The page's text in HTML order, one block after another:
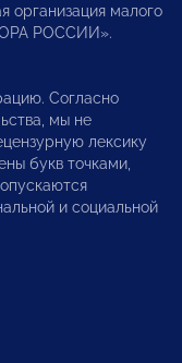
малого
РОССИИ».
Согласно
мы не
лексику
букв точками,
и социальной